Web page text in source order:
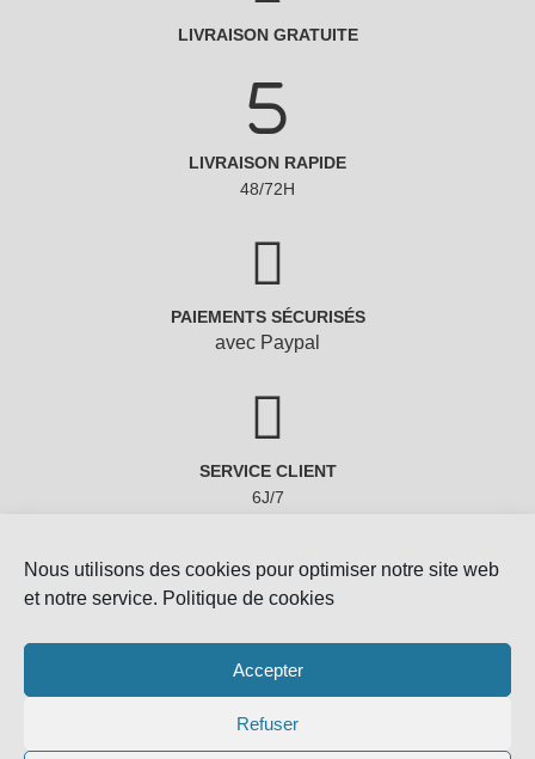
Nous utilisons des cookies pour optimiser notre site web
et notre service. Politique de cookies
Accepter
Refuser
48/72H
avec Paypal
6J/7
Copyright © 2022 - Gemmes-Naturelles